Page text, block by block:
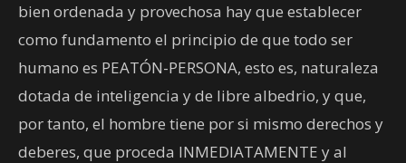
bien ordenada y provechosa hay que establecer
como fundamento el principio de que todo ser
humano es PEATÓN-PERSONA, esto es, naturaleza
dotada de inteligencia y de libre albedrio, y que,
por tanto, el hombre tiene por si mismo derechos y
deberes, que proceda INMEDIATAMENTE y al